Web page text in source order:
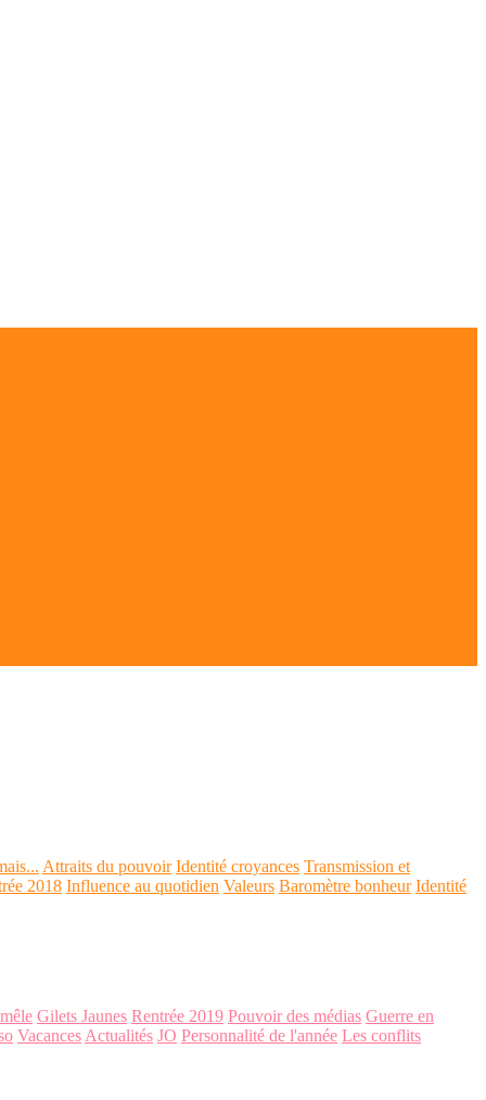
Attraits du pouvoir Identité croyances Transmission et
2018 Influence au quotidien Valeurs Baromètre bonheur Identité
Gilets Jaunes Rentrée 2019 Pouvoir des médias Guerre en
Vacances Actualités JO Personnalité de l'année Les conflits